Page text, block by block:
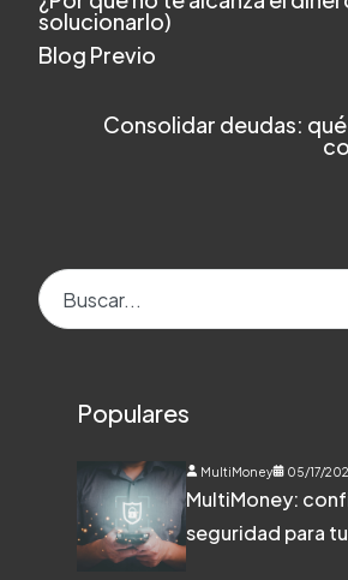
solucionarlo)
Blog Previo
Consolidar deudas:
Esto es un campo de búsqueda con
Populares
MultiMoney 05/17/
MultiMoney:
seguridad para